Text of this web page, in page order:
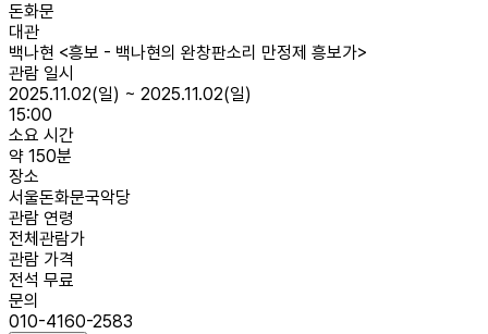
돈화문
대관
백나현 <흥보 - 백나현의 완창판소리 만정제 흥보가>
관람 일시
2025.11.02(일) ~ 2025.11.02(일)
15:00
소요 시간
약 150분
장소
서울돈화문국악당
관람 연령
전체관람가
관람 가격
전석 무료
문의
010-4160-2583